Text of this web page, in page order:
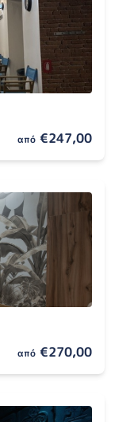
από €247,00
από €270,00